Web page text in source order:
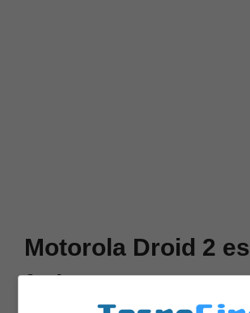
Motorola Droid 2
ferisce utente a un